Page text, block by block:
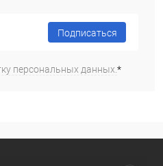
Подписаться
персональных данных.*